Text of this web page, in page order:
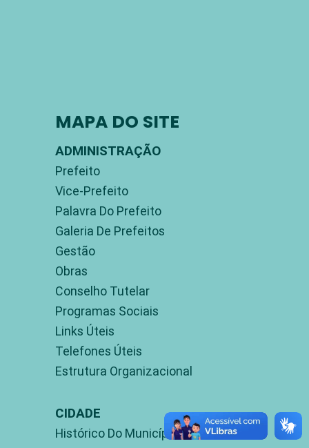
MAPA DO SITE
ADMINISTRAÇÃO
Prefeito
Vice-Prefeito
Palavra Do Prefeito
Galeria De Prefeitos
Gestão
Obras
Conselho Tutelar
Programas Sociais
Links Úteis
Telefones Úteis
Estrutura Organizacional
CIDADE
Histórico Do Município